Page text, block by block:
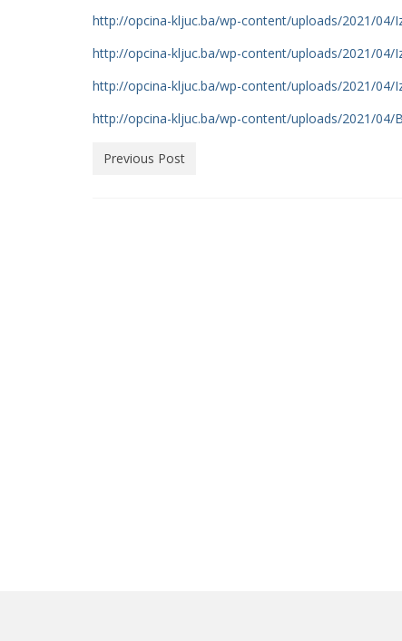
http://opcina-kljuc.ba/wp-content/uploads/2021/
http://opcina-kljuc.ba/wp-content/uploads/2021/04/
http://opcina-kljuc.ba/wp-content/uploads/2021/
http://opcina-kljuc.ba/wp-content/uploads/2021/04/
Previous Post